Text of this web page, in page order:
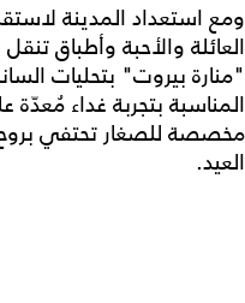
ومع استعداد المدينة
العائلة والأحبة وأطباق
"منارة بيروت" بتحليات
المناسبة بتجربة غداء
مخصصة للصغار تحتفي بروح
العيد.